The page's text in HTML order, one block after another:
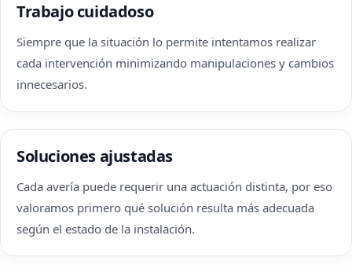
Trabajo cuidadoso
Siempre que la situación lo permite intentamos realizar
cada intervención minimizando manipulaciones y cambios
innecesarios.
Soluciones ajustadas
Cada avería puede requerir una actuación distinta, por eso
valoramos primero qué solución resulta más adecuada
según el estado de la instalación.